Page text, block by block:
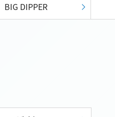
BIG DIPPER